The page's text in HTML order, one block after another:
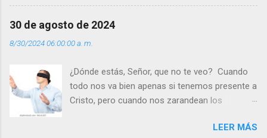
gracia de Dios? Julián Escobar. | Lecturas del
Día (+ Leer ). | Evangelio y Meditación (+ Leer ) |
30 de agosto de 2024
8/30/2024 06:00:00 a. m.
¿Dónde estás, Señor, que no te veo? Cuando
todo nos va bien apenas si tenemos presente a
Cristo, pero cuando nos zarandean los
“¿Dónde estás, Señor, que no te veo, que me
LEER MÁS